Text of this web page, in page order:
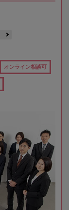
オンライン相談可